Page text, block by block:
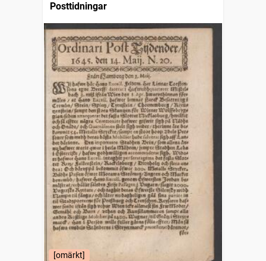
Posttidningar
[omärkt]